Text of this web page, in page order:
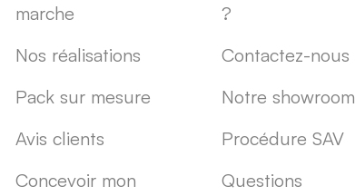
marche
Nos réalisations
Pack sur mesure
Avis clients
Concevoir mon
?
Contactez-nous
Notre showroom
Procédure SAV
Questions